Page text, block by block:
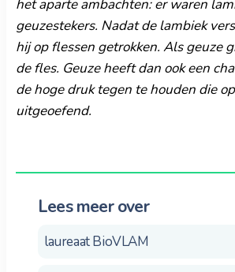
het aparte ambachten: er waren
geuzestekers. Nadat de lambiek
hij op flessen getrokken. Als geuze
de fles. Geuze heeft dan ook een
de hoge druk tegen te houden die
uitgeoefend.
Lees meer over
laureaat BioVLAM